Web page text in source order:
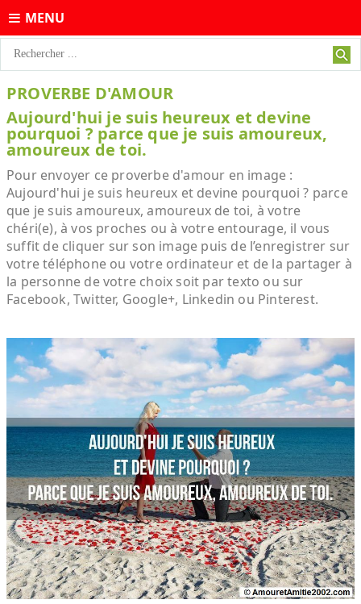
MENU
PROVERBE D'AMOUR
Aujourd'hui je suis heureux et devine
pourquoi ? parce que je suis amoureux,
amoureux de toi.
Pour envoyer ce proverbe d'amour en image :
Aujourd'hui je suis heureux et devine pourquoi ? parce
que je suis amoureux, amoureux de toi, à votre
chéri(e), à vos proches ou à votre entourage, il vous
suffit de cliquer sur son image puis de l’enregistrer sur
votre téléphone ou votre ordinateur et de la partager à
la personne de votre choix soit par texto ou sur
Facebook, Twitter, Google+, Linkedin ou Pinterest.